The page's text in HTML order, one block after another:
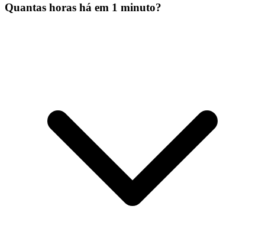
Quantas horas há em 1 minuto?